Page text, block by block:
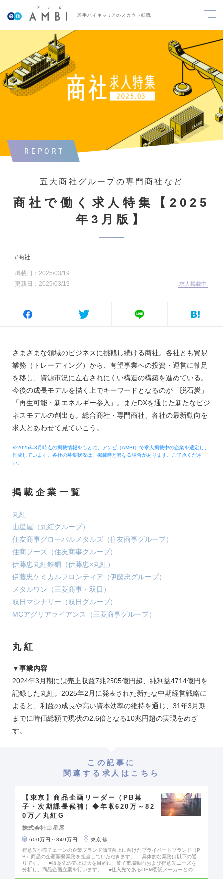
若手ハイキャリアのスカウト転職
REPORT
五大商社グループの専門商社など
商社で働く求人特集【2025
年3月版】
商社
掲載日：2025/03/19
更新日：2025/03/19
求人掲載中
さまざまな領域のビジネスに挑戦し続ける商社。各社とも貿易
業務（トレーディング）から、有望事業への投資・運営に軸足
を移し、資源市況に左右されにくい構造の構築を進めている。
今後の成長モデルを描く上でキーワードとなるのが「脱石炭」
「再生可能・新エネルギー参入」。またDXを通じた新たなビジ
ネスモデルの創出も。総合商社・専門商社、各社の最新動向を
求人とあわせて見ていこう。
※2025年3月時点の掲載情報をもとに、アンビ（AMBI）で求人掲載中の企業を選定し、
作成しています。各社の募集状況は、掲載時と異なる場合があります。ご了承くださ
い。
掲載企業一覧
丸紅
山星屋（丸紅グループ）
住友商事グローバルメタルズ（住友商事グループ）
住商フーズ（住友商事グループ）
伊藤忠丸紅鉄鋼（伊藤忠×丸紅）
伊藤忠ケミカルフロンティア（伊藤忠グループ）
メタルワン（三菱商事・双日）
双日マシナリー（双日グループ）
MCアグリアライアンス（三菱商事グループ）
丸紅
▼事業内容
2024年3月期には売上収益7兆2505億円超、純利益4714億円を
記録した丸紅。2025年2月に発表された新たな中期経営戦略に
よると、利益の成長や高い資本効率の維持を通じ、31年3月期
までに時価総額で現状の2.6倍となる10兆円超の実現をめざ
す。
この記事に
関連する求人はこちら
【東京】商品企画リーダー（PB菓
子・次期課長候補）◆年収620万～82
0万／丸紅G
株式会社山星屋
600万円～849万円
東京都
得意先小売チェーンの企業ブランド価値向上に向けたプライベートブランド（P
B）商品の企画開発業務を担当していただきます。 具体的な業務は以下の通
りです。 ■得意先の売上拡大を目的に、菓子市場動向および得意先ニーズを
分析し、商品企画立案を行います。 ■仕入先であるOEM委託メーカーとの交